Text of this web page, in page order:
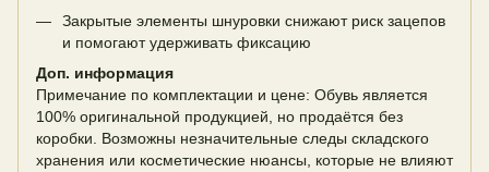
Закрытые элементы шнуровки снижают риск зацепов
и помогают удерживать фиксацию
Доп. информация
Примечание по комплектации и цене: Обувь является
100% оригинальной продукцией, но продаётся без
коробки. Возможны незначительные следы складского
хранения или косметические нюансы, которые не влияют